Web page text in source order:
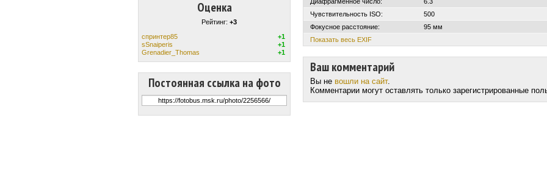
Оценка
Рейтинг: +3
спринтер85
+1
sSnaiperis
+1
Grenadier_Thomas
+1
Постоянная ссылка на фото
Чувствительность ISO:
500
Фокусное расстояние:
95 мм
Показать весь EXIF
Ваш комментарий
Вы не вошли на сайт.
Комментарии могут оставлять только зарегистрированные